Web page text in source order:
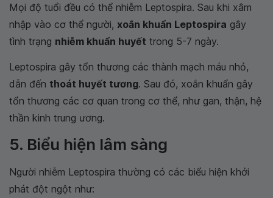
Mọi độ tuổi đều có thể nhiễm Leptospira. Sau khi xâm
nhập vào cơ thể người, xoắn khuẩn Leptospira gây
tình trạng nhiễm khuẩn huyết trong 5-7 ngày.
Leptospira gây tổn thương các thành mạch máu nhỏ,
dẫn đến thoát huyết tương. Sau đó, xoắn khuẩn gây
tổn thương các cơ quan trong cơ thể, như gan, thận, hệ
thần kinh trung ương.
5. Biểu hiện lâm sàng
Người nhiễm Leptospira thường có các biểu hiện khởi
phát đột ngột như: